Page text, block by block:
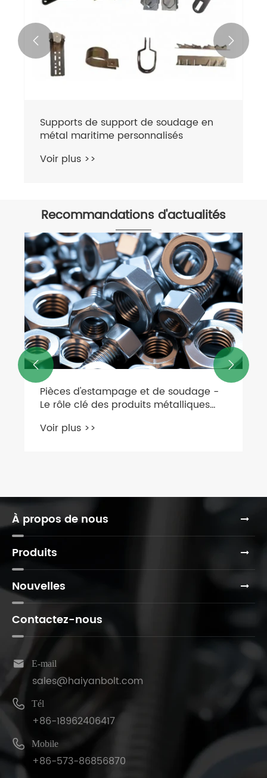
Supports de support de soudage en
métal maritime personnalisés
Voir plus >>
 
Recommandations d'actualités
Fabricants de boulons - les
de pièces d'emboutissage et de
soudage proposent une large
de produits
Voir plus >>
 
À propos de nous
Produits
Nouvelles
Contactez-nous
 E-mail
sales@haiyanbolt.com
 Tél
+86-18962406417
 Mobile
+86-573-86856870